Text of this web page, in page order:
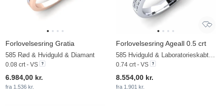
Forlovelsesring Gratia
585 Rød & Hvidguld & Diamant
0.08 crt - VS
6.984,00 kr.
fra 1.536 kr.
Forlovelsesring Ageall 0.5 crt
0.74 crt - VS
8.554,00 kr.
fra 1.901 kr.